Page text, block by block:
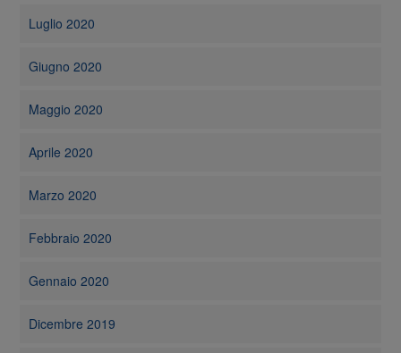
Luglio 2020
Giugno 2020
Maggio 2020
Aprile 2020
Marzo 2020
Febbraio 2020
Gennaio 2020
Dicembre 2019